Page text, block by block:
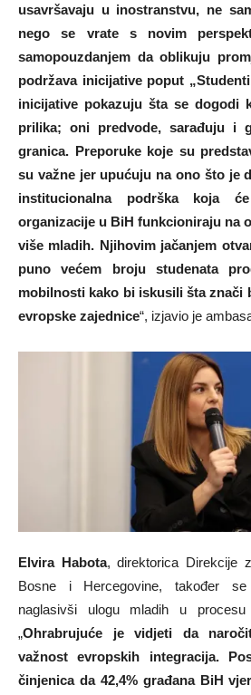
usavršavaju u inostranstvu, ne
nego se vrate s novim
samopouzdanjem da oblikuju
podržava inicijative poput
inicijative pokazuju šta se dogodi
prilika; oni predvode, sarađuju i
granica. Preporuke koje su
su važne jer upućuju na ono što je
institucionalna podrška koja
organizacije u BiH funkcioniraju na
više mladih. Njihovim jačanjem
puno većem broju studenata
mobilnosti kako bi iskusili šta znači
evropske zajednice“, izjavio je
Elvira Habota, direktorica Direkcije
Bosne i Hercegovine, također se
naglasivši ulogu mladih u procesu
„Ohrabrujuće je vidjeti da
važnost evropskih integracija.
činjenica da 42,4% građana BiH